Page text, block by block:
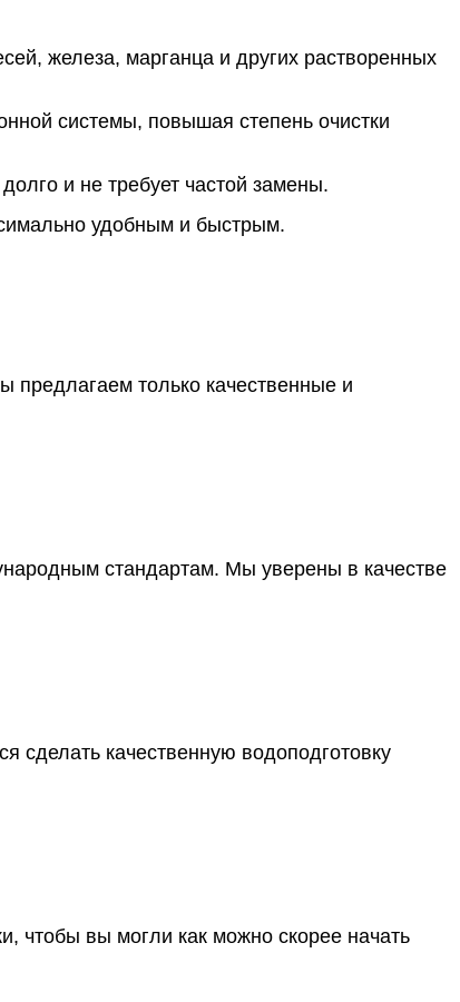
железа, марганца и других растворенных
системы, повышая степень очистки
и не требует частой замены.
удобным и быстрым.
предлагаем только качественные и
стандартам. Мы уверены в качестве
сделать качественную водоподготовку
чтобы вы могли как можно скорее начать